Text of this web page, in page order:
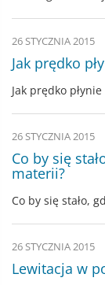
26 STYCZNIA 2015
Jak prędko
Jak prędko
26 STYCZNIA 2015
Co by się
materii?
Co by się stało,
26 STYCZNIA 2015
Lewitacja w